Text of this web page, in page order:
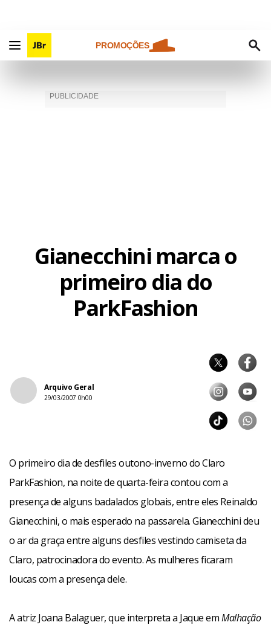
PROMOÇÕES
Gianecchini marca o
primeiro dia do
ParkFashion
Arquivo Geral
29/03/2007 0h00
O primeiro dia de desfiles outono-inverno do Claro
ParkFashion, na noite de quarta-feira contou com a
presença de alguns badalados globais, entre eles Reinaldo
Gianecchini, o mais esperado na passarela. Gianecchini deu
o ar da graça entre alguns desfiles vestindo camiseta da
Claro, patrocinadora do evento. As mulheres ficaram
loucas com a presença dele.
A atriz Joana Balaguer, que interpreta a Jaque emMalhação